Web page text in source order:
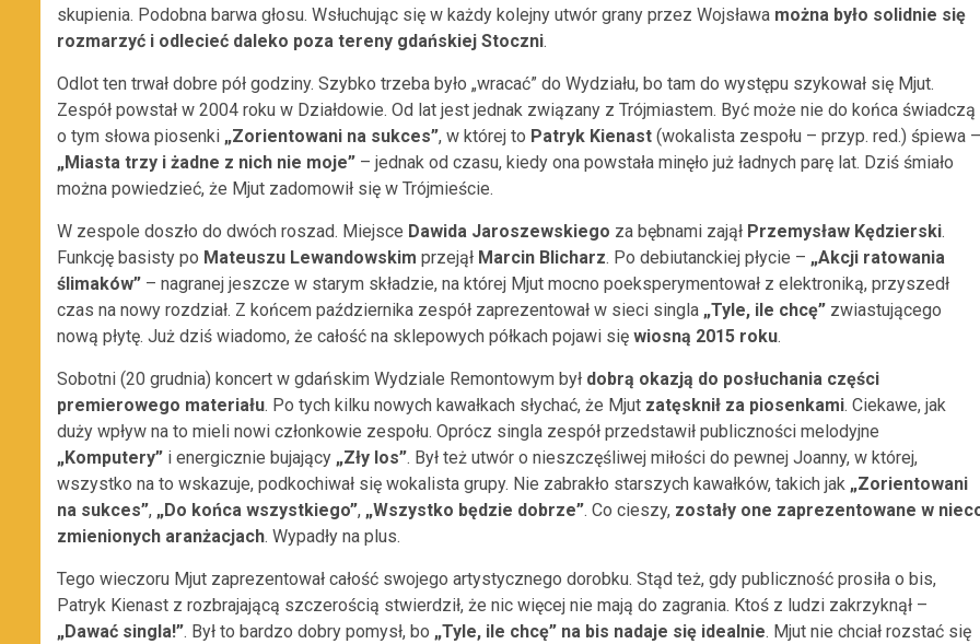
skupienia. Podobna barwa głosu. Wsłuchując się w każdy kolejny utwór grany przez Wojsława można było solidnie się
rozmarzyć i odlecieć daleko poza tereny gdańskiej Stoczni.
Odlot ten trwał dobre pół godziny. Szybko trzeba było „wracać” do Wydziału, bo tam do występu szykował się Mjut.
Zespół powstał w 2004 roku w Działdowie. Od lat jest jednak związany z Trójmiastem. Być może nie do końca świadczą
o tym słowa piosenki „Zorientowani na sukces”, w której to Patryk Kienast (wokalista zespołu – przyp. red.) śpiewa –
„Miasta trzy i żadne z nich nie moje” – jednak od czasu, kiedy ona powstała minęło już ładnych parę lat. Dziś śmiało
można powiedzieć, że Mjut zadomowił się w Trójmieście.
W zespole doszło do dwóch roszad. Miejsce Dawida Jaroszewskiego za bębnami zajął Przemysław Kędzierski.
Funkcję basisty po Mateuszu Lewandowskim przejął Marcin Blicharz. Po debiutanckiej płycie – „Akcji ratowania
ślimaków” – nagranej jeszcze w starym składzie, na której Mjut mocno poeksperymentował z elektroniką, przyszedł
czas na nowy rozdział. Z końcem października zespół zaprezentował w sieci singla „Tyle, ile chcę” zwiastującego
nową płytę. Już dziś wiadomo, że całość na sklepowych półkach pojawi się wiosną 2015 roku.
Sobotni (20 grudnia) koncert w gdańskim Wydziale Remontowym był dobrą okazją do posłuchania części
premierowego materiału. Po tych kilku nowych kawałkach słychać, że Mjut zatęsknił za piosenkami. Ciekawe, jak
duży wpływ na to mieli nowi członkowie zespołu. Oprócz singla zespół przedstawił publiczności melodyjne
„Komputery” i energicznie bujający „Zły los”. Był też utwór o nieszczęśliwej miłości do pewnej Joanny, w której,
wszystko na to wskazuje, podkochiwał się wokalista grupy. Nie zabrakło starszych kawałków, takich jak „Zorientowani
na sukces”, „Do końca wszystkiego”, „Wszystko będzie dobrze”. Co cieszy, zostały one zaprezentowane w
zmienionych aranżacjach. Wypadły na plus.
Tego wieczoru Mjut zaprezentował całość swojego artystycznego dorobku. Stąd też, gdy publiczność prosiła o bis,
Patryk Kienast z rozbrajającą szczerością stwierdził, że nic więcej nie mają do zagrania. Ktoś z ludzi zakrzyknął –
„Dawać singla!”. Był to bardzo dobry pomysł, bo „Tyle, ile chcę” na bis nadaje się idealnie. Mjut nie chciał rozstać się